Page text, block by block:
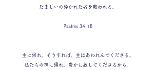
たましいの砕かれた者を救われる。
Psalms 34:18
主に帰れ。そうすれば、主はあわれんでくださる。
私たちの神に帰れ。豊かに赦してくださるから。